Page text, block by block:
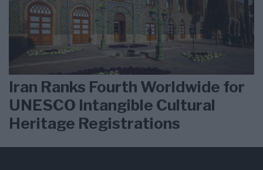
Iran Ranks Fourth Worldwide for
UNESCO Intangible Cultural
Heritage Registrations